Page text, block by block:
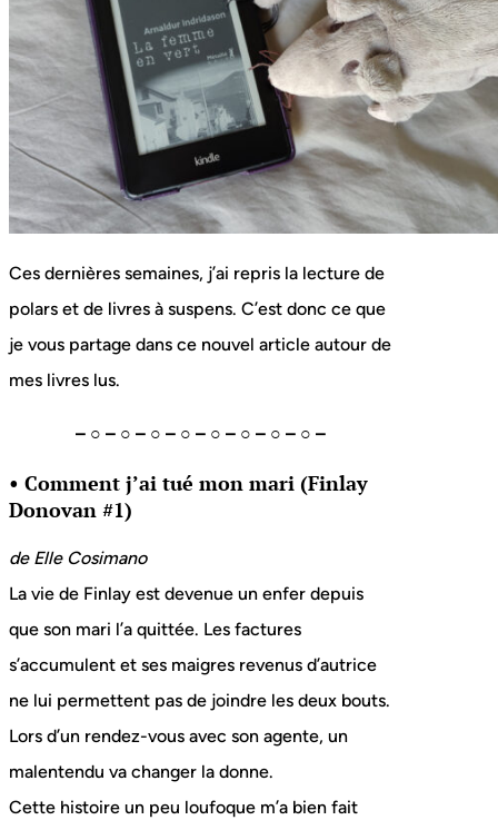
Ces dernières semaines, j’ai repris la lecture de
polars et de livres à suspens. C’est donc ce que
je vous partage dans ce nouvel article autour de
mes livres lus.
– ○ – ○ – ○ – ○ – ○ – ○ – ○ – ○ –
• Comment j’ai tué mon mari (Finlay
Donovan #1)
de Elle Cosimano
La vie de Finlay est devenue un enfer depuis
que son mari l’a quittée. Les factures
s’accumulent et ses maigres revenus d’autrice
ne lui permettent pas de joindre les deux bouts.
Lors d’un rendez-vous avec son agente, un
malentendu va changer la donne.
Cette histoire un peu loufoque m’a bien fait